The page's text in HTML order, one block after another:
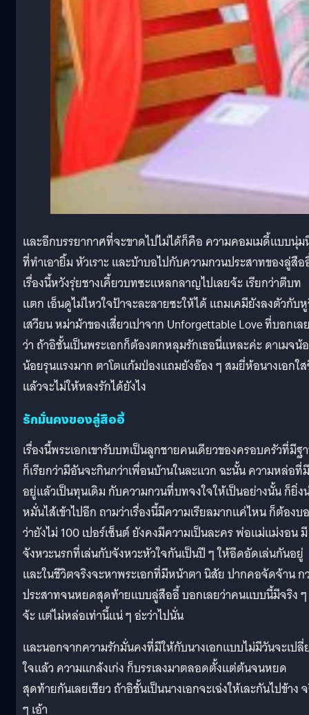
และอีกบรรยากาศที่จะขาดไปไม่ได้ก็คือ ความคอมเมดี้แบบนุ่
ที่ทำเอายิ้ม หัวเราะ และบ้าบอไปกับความกวนประสาทของลู่สือ
เรื่องนี้หวังรุ่ยชางเคี้ยวบทซะแหลกลาญไปเลยจ้ะ เรียกว่าตีบท
แตก เอ็นดูไม่ไหวใจป้าจะละลายซะให้ได้ แถมเคมียังลงตัวกับ
เสวียน หม่าม้าของเสี่ยวเปาจาก Unforgettable Love ที่บอกเล
ว่า ถ้าอิชั้นเป็นพระเอกก็ต้องตกหลุมรักเธอนี่แหละค่ะ ดาเมจน้
น้อยรุนแรงมาก ตาโตแก้มป่องแถมยังอ๊อง ๆ สมยี่ห้อนางเอกใ
แล้วจะไม่ให้หลงรักได้ยังไง
รักมั่นคงของลู่สืออี้
เรื่องนี้พระเอกเขารับบทเป็นลูกชายคนเดียวของครอบครัวที่มีฐ
ก็เรียกว่ามีอันจะกินกว่าเพื่อนบ้านในละแวก ฉะนั้น ความหล่อที่มี
อยู่แล้วเป็นทุนเดิม กับความกวนที่บทจงใจให้เป็นอย่างนั้น ก็ยิ่ง
หมั่นไส้เข้าไปอีก ถามว่าเรื่องนี้มีความเรียลมากแค่ไหน ก็ต้องบ
ว่ายังไม่ 100 เปอร์เซ็นต์ ยังคงมีความเป็นละคร พ่อแม่แม่งอน มี
จังหวะนรกที่เล่นกับจังหวะหัวใจกันเป็นปี ๆ ให้อึดอัดเล่นกันอยู่
และในชีวิตจริงจะหาพระเอกที่มีหน้าตา นิสัย ปากคอจัดจ้าน ก
ประสาทจนหยดสุดท้ายแบบลู่สืออี้ บอกเลยว่าคนแบบนี้มีจริง ๆ
จ้ะ แต่ไม่หล่อเท่านี้แน่ ๆ อ่ะว่าไปนั่น
และนอกจากความรักมั่นคงที่มีให้กับนางเอกแบบไม่มีวันจะเปลี่
ใจแล้ว ความแกล้งเก่ง ก็บรรเลงมาตลอดตั้งแต่ต้นจนหยด
สุดท้ายกันเลยเชียว ถ้าอิชั้นเป็นนางเอกจะเฉ่งให้เละกันไปข้าง
ๆ เอ้า